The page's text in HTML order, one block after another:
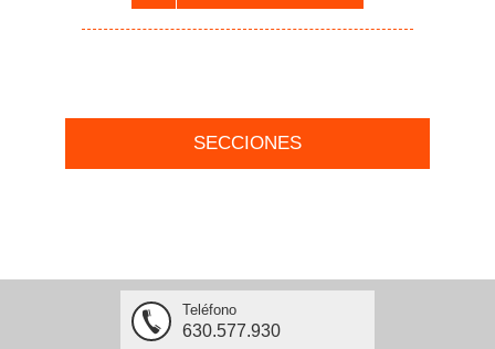
SECCIONES
Teléfono
630.577.930